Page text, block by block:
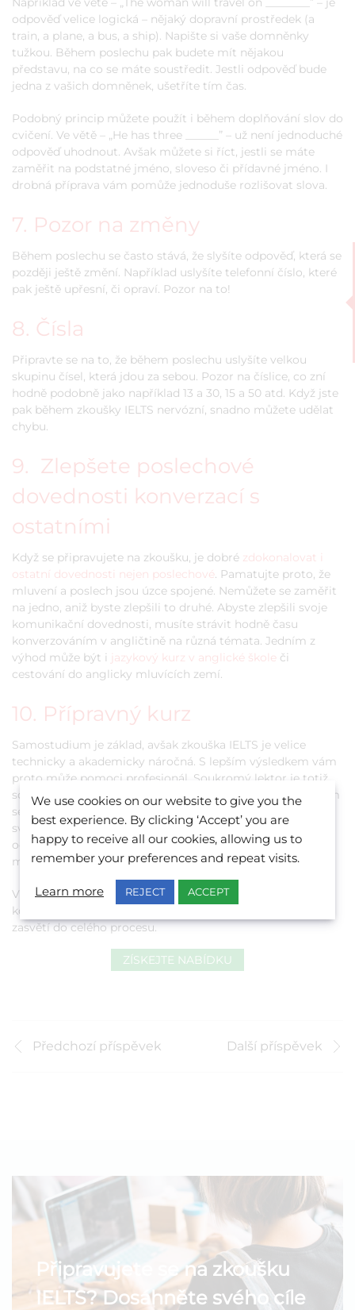
odpověď velice logická – nějaký dopravní prostředek (a
train, a plane, a bus, a ship). Napište si vaše domněnky
tužkou. Během poslechu pak budete mít nějakou
představu, na co se máte soustředit. Jestli odpověď bude
jedna z vašich domněnek, ušetříte tím čas.
Podobný princip můžete použít i během doplňování slov do
cvičení. Ve větě – „He has three ______” – už není jednoduché
odpověď uhodnout. Avšak můžete si říct, jestli se máte
zaměřit na podstatné jméno, sloveso či přídavné jméno. I
drobná příprava vám pomůže jednoduše rozlišovat slova.
7. Pozor na změny
Během poslechu se často stává, že slyšíte odpověď, která se
později ještě změní. Například uslyšíte telefonní číslo, které
pak ještě upřesní, či opraví. Pozor na to!
8. Čísla
Připravte se na to, že během poslechu uslyšíte velkou
skupinu čísel, která jdou za sebou. Pozor na číslice, co zní
hodně podobně jako například 13 a 30, 15 a 50 atd. Když jste
pak během zkoušky IELTS nervózní, snadno můžete udělat
chybu.
9. Zlepšete poslechové
dovednosti konverzací s
ostatními
Když se připravujete na zkoušku, je dobré zdokonalovat i
ostatní dovednosti nejen poslechové. Pamatujte proto, že
mluvení a poslech jsou úzce spojené. Nemůžete se zaměřit
na jedno, aniž byste zlepšili to druhé. Abyste zlepšili svoje
komunikační dovednosti, musíte strávit hodně času
konverzováním v angličtině na různá témata. Jedním z
výhod může být i
jazykový kurz v anglické škole či
cestování do anglicky mluvících zemí.
10. Přípravný kurz
Samostudium je základ, avšak zkouška IELTS je velice
technicky a akademicky náročná. S lepším výsledkem vám
proto může pomoci profesionál. Soukromý lektor je totiž
schopný lépe ocenit vaši úroveň a možnosti a pomůže vám
sestavit studijní plán, díky kterému snadno dosáhnete
svého cíle. Kromě toho je dobré využít někoho, kdo může
ocenit vaši práci a dát vám zpětnou vazbu. Jinak pro vás
může být celkem složité uvidět váš pokrok.
Více opřípravných kurzech na zkoušku IELTS
když nám napíšete na
zasvětí do celého procesu.
ZÍSKEJTE NABÍDKU
Předchozí příspěvek Další příspěvek
Připravujete se na zkoušku
IELTS? Dosáhněte svého cíle
We use cookies on our website to give you the
best experience. By clicking ‘Accept’ you are
happy to receive all our cookies, allowing us to
remember your preferences and repeat visits.
Learn more REJECT ACCEPT